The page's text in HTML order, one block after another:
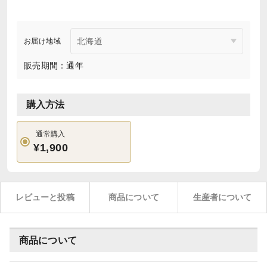
お届け地域
販売期間：通年
購入方法
通常購入
¥1,900
レビューと投稿 商品について 生産者について
商品について